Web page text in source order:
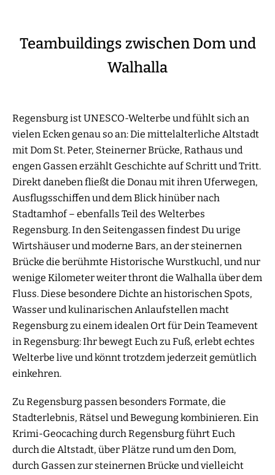
Teambuildings zwischen Dom und
Walhalla
Regensburg ist UNESCO-Welterbe und fühlt sich an
vielen Ecken genau so an: Die mittelalterliche Altstadt
mit Dom St. Peter, Steinerner Brücke, Rathaus und
engen Gassen erzählt Geschichte auf Schritt und Tritt.
Direkt daneben fließt die Donau mit ihren Uferwegen,
Ausflugsschiffen und dem Blick hinüber nach
Stadtamhof – ebenfalls Teil des Welterbes
Regensburg. In den Seitengassen findest Du urige
Wirtshäuser und moderne Bars, an der steinernen
Brücke die berühmte Historische Wurstkuchl, und nur
wenige Kilometer weiter thront die Walhalla über dem
Fluss. Diese besondere Dichte an historischen Spots,
Wasser und kulinarischen Anlaufstellen macht
Regensburg zu einem idealen Ort für Dein Teamevent
in Regensburg: Ihr bewegt Euch zu Fuß, erlebt echtes
Welterbe live und könnt trotzdem jederzeit gemütlich
einkehren.
Zu Regensburg passen besonders Formate, die
Stadterlebnis, Rätsel und Bewegung kombinieren. Ein
Krimi-Geocaching durch Regensburg führt Euch
durch die Altstadt, über Plätze rund um den Dom,
durch Gassen zur steinernen Brücke und vielleicht